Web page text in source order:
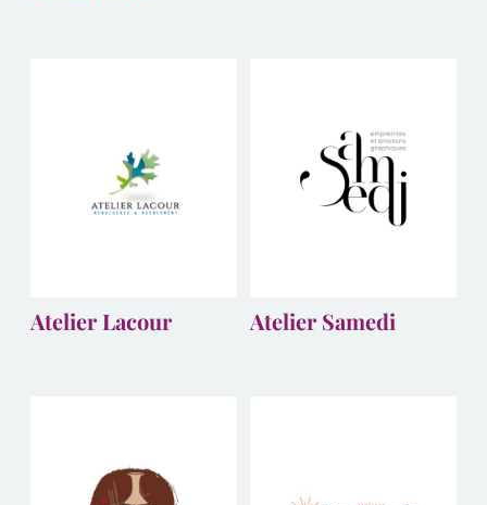
Atelier Lacour Atelier Samedi